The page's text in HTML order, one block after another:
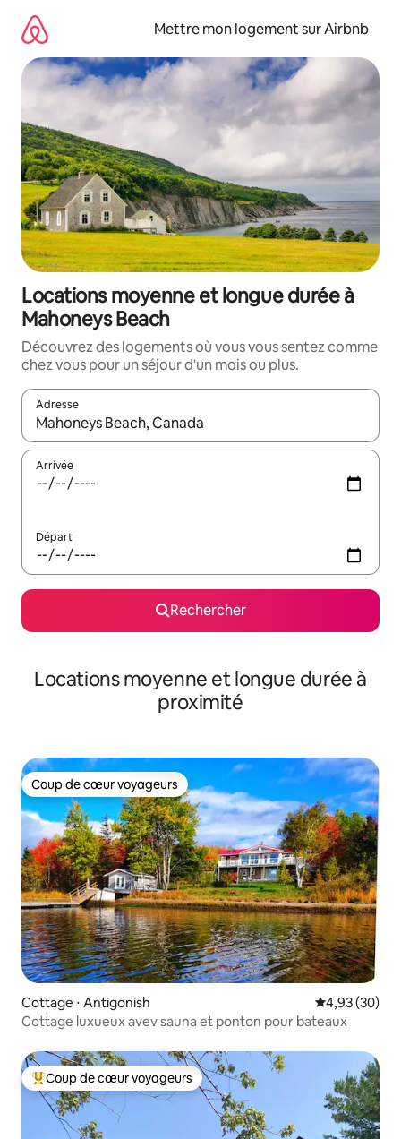
directement
contenu
Mettre mon logement sur Airbnb
Locations moyenne et longue durée à
Mahoneys Beach
Découvrez des logements où vous vous sentez comme
chez vous pour un séjour d'un mois ou plus.
Adresse
Lorsque les résultats s'affichent, utilisez les flèches vers le
Arrivée
Départ
Rechercher
Locations moyenne et longue durée à
proximité
Coup de cœur voyageurs
Coup de cœur voyageurs
Cottage ⋅ Antigonish Évaluation
4,93 (30)
Cottage luxueux avev sauna et ponton pour bateaux
Coups de cœur voyageurs les plus appréciés
Coup de cœur voyageurs